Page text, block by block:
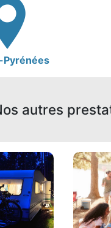
Pyrénées
autres